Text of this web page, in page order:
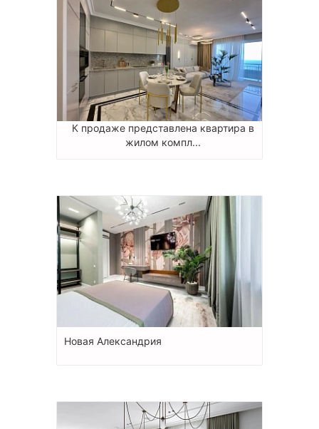
К продаже представлена квартира в
жилом компл...
Новая Александрия